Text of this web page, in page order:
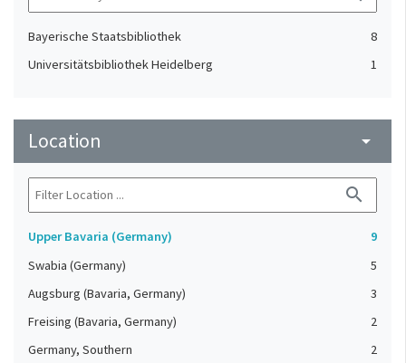
Bayerische Staatsbibliothek
8
Universitätsbibliothek Heidelberg
1
Location arrow_drop_down
search
Upper Bavaria (Germany)
9
Swabia (Germany)
5
Augsburg (Bavaria, Germany)
3
Freising (Bavaria, Germany)
2
Germany, Southern
2